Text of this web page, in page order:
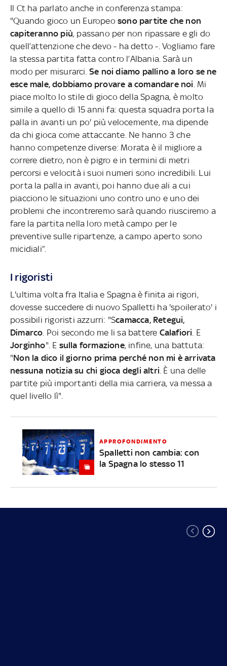
Il Ct ha parlato anche in conferenza stampa:
"Quando gioco un Europeo sono partite che non
capiteranno più, passano per non ripassare e gli do
quell’attenzione che devo - ha detto -. Vogliamo fare
la stessa partita fatta contro l’Albania. Sarà un
modo per misurarci. Se noi diamo pallino a loro se ne
esce male, dobbiamo provare a comandare noi . Mi
piace molto lo stile di gioco della Spagna, è molto
simile a quello di 15 anni fa: questa squadra porta la
palla in avanti un po' più velocemente, ma dipende
da chi gioca come attaccante. Ne hanno 3 che
hanno competenze diverse: Morata è il migliore a
correre dietro, non è pigro e in termini di metri
percorsi e velocità i suoi numeri sono incredibili. Lui
porta la palla in avanti, poi hanno due ali a cui
piacciono le situazioni uno contro uno e uno dei
problemi che incontreremo sarà quando riusciremo a
fare la partita nella loro metà campo per le
preventive sulle ripartenze, a campo aperto sono
micidiali”.
I rigoristi
L'ultima volta fra Italia e Spagna è finita ai rigori,
dovesse succedere di nuovo Spalletti ha 'spoilerato' i
possibili rigoristi azzurri: "Scamacca, Retegui,
Dimarco . Poi secondo me li sa battere Calafiori . E
Jorginho". E sulla formazione, infine, una battuta:
"Non la dico il giorno prima perché non mi è arrivata
nessuna notizia su chi gioca degli altri . È una delle
partite più importanti della mia carriera, va messa a
quel livello lì".
APPROFONDIMENTO
Spalletti non cambia: con
la Spagna lo stesso 11